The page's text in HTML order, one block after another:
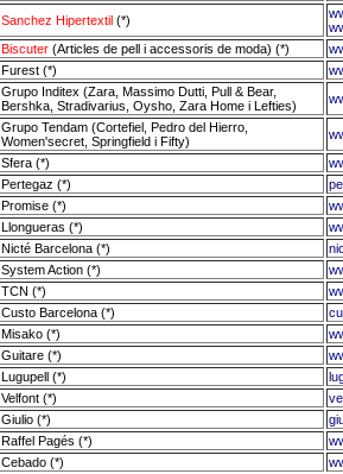
Sanchez Hipertextil (*)
Biscuter (Articles de pell i accessoris de moda) (*)
Furest (*)
Grupo Inditex (Zara, Massimo Dutti, Pull & Bear,
Bershka, Stradivarius, Oysho, Zara Home i Lefties)
Grupo Tendam (Cortefiel, Pedro del Hierro,
Women'secret, Springfield i Fifty)
Sfera (*)
Pertegaz (*)
Promise (*)
Llongueras (*)
Nicté Barcelona (*)
System Action (*)
TCN (*)
Custo Barcelona (*)
Misako (*)
Guitare (*)
Lugupell (*)
Velfont (*)
Giulio (*)
Raffel Pagés (*)
Cebado (*)